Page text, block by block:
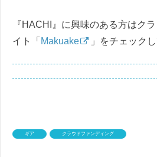
『HACHI』に興味のある方はク
イト「 Makuake 」をチェック
ギア クラウドファンディング